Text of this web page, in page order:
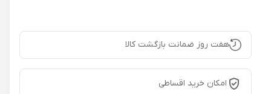
هفت روز ضمانت بازگشت کالا
امکان خرید اقساطی